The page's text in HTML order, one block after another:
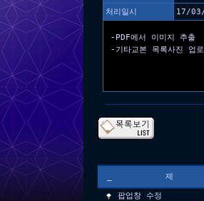
처리일시
17/
-PDF에서 이미지 추출
-기타교본 목록사진 업
제
팝업창 수정